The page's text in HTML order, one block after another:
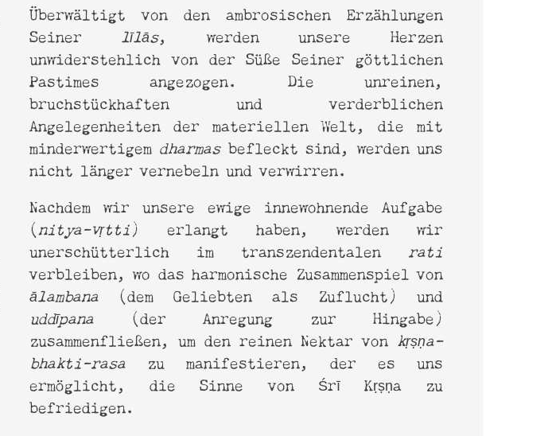
Überwältigt von den ambrosischen Erzählungen
Seiner līlās, werden unsere Herzen
unwiderstehlich von der Süße Seiner göttlichen
Pastimes angezogen. Die unreinen,
bruchstückhaften und verderblichen
Angelegenheiten der materiellen Welt, die mit
minderwertigem dharmasbefleckt sind, werden uns
nicht länger vernebeln und verwirren.
Nachdem wir unsere ewige innewohnende Aufgabe
(nitya-vṛtti) erlangt haben, werden wir
unerschütterlich im transzendentalen rati
verbleiben, wo das harmonische Zusammenspiel von
ālambana(dem Geliebten als Zuflucht) und
uddīpana(der Anregung zur Hingabe)
zusammenfließen, um den reinen Nektar von kṛṣṇa-
bhakti-rasazu manifestieren, der es uns
ermöglicht, die Sinne von Śrī Kṛṣṇa zu
befriedigen.